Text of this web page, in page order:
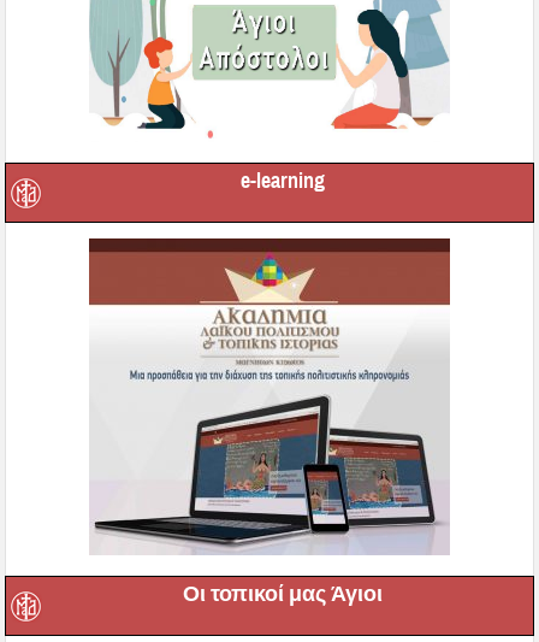
e-learning
Οι τοπικοί μας Άγιοι